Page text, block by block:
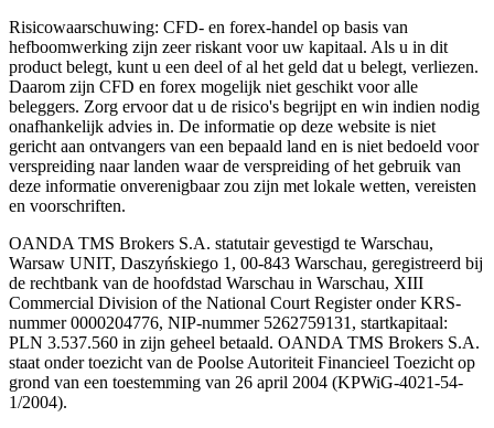
Risicowaarschuwing: CFD- en forex-handel op basis van
hefboomwerking zijn zeer riskant voor uw kapitaal. Als u in dit
product belegt, kunt u een deel of al het geld dat u belegt, verliezen.
Daarom zijn CFD en forex mogelijk niet geschikt voor alle
beleggers. Zorg ervoor dat u de risico's begrijpt en win indien nodig
onafhankelijk advies in. De informatie op deze website is niet
gericht aan ontvangers van een bepaald land en is niet bedoeld voor
verspreiding naar landen waar de verspreiding of het gebruik van
deze informatie onverenigbaar zou zijn met lokale wetten, vereisten
en voorschriften.
OANDA TMS Brokers S.A. statutair gevestigd te Warschau,
Warsaw UNIT, Daszyńskiego 1, 00-843 Warschau, geregistreerd bij
de rechtbank van de hoofdstad Warschau in Warschau, XIII
Commercial Division of the National Court Register onder KRS-
nummer 0000204776, NIP-nummer 5262759131, startkapitaal:
PLN 3.537.560 in zijn geheel betaald. OANDA TMS Brokers S.A.
staat onder toezicht van de Poolse Autoriteit Financieel Toezicht op
grond van een toestemming van 26 april 2004 (KPWiG-4021-54-
1/2004).